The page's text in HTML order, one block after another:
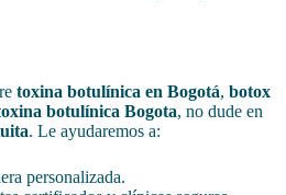
toxina botulínica en Bogotá, botox
botulínica Bogota, no dude en
. Le ayudaremos a:
personalizada.